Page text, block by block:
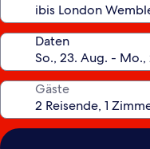
Daten
Gäste